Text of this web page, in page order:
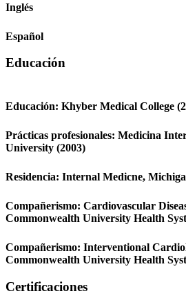
Inglés
Español
Educación
Educación: Khyber Medical College
Prácticas profesionales: Medicina
University (2003)
Residencia: Internal Medicne,
Compañerismo: Cardiovascular
Commonwealth University Health
Compañerismo: Interventional
Commonwealth University Health
Certificaciones